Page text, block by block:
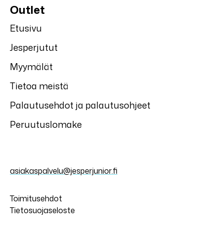
Outlet
Etusivu
Jesperjutut
Myymälät
Tietoa meistä
Palautusehdot ja palautusohjeet
Peruutuslomake
asiakaspalvelu@jesperjunior.fi
Toimitusehdot
Tietosuojaseloste